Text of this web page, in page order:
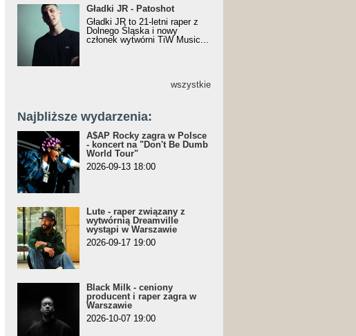
Gładki JR - Patoshot
Gładki JR - Patoshot
Gładki JR to 21-letni raper z
Dolnego Śląska i nowy
członek wytwórni TiW Music...
wszystkie
Najbliższe wydarzenia:
A$AP Rocky zagra w Polsce
- koncert na "Don't Be Dumb
World Tour"
2026-09-13 18:00
Lute - raper związany z
wytwórnią Dreamville
wystąpi w Warszawie
2026-09-17 19:00
Black Milk - ceniony
producent i raper zagra w
Warszawie
2026-10-07 19:00